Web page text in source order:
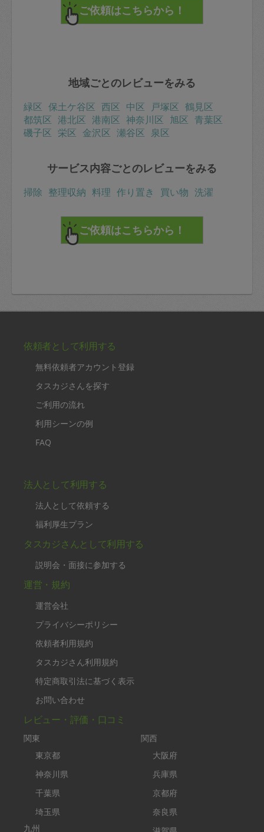
地域ごとのレビューをみる
緑区 保土ケ谷区 西区 中区 戸塚区 鶴見区
都筑区 港北区 港南区 神奈川区 旭区 青葉区
磯子区 栄区 金沢区 瀬谷区 泉区
サービス内容ごとのレビューをみる
掃除 整理収納 料理 作り置き 買い物 洗濯
依頼者として利用する
無料依頼者アカウント登録
タスカジさんを探す
ご利用の流れ
利用シーンの例
FAQ
法人として利用する
法人として依頼する
福利厚生プラン
タスカジさんとして利用する
説明会・面接に参加する
運営・規約
運営会社
プライバシーポリシー
依頼者利用規約
タスカジさん利用規約
特定商取引法に基づく表示
お問い合わせ
レビュー・評価・口コミ
関東
東京都
神奈川県
千葉県
埼玉県
九州
関西
大阪府
兵庫県
京都府
奈良県